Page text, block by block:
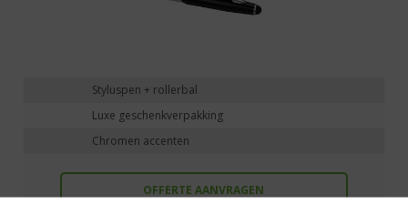
Styluspen + rollerbal
Luxe geschenkverpakking
Chromen accenten
OFFERTE AANVRAGEN